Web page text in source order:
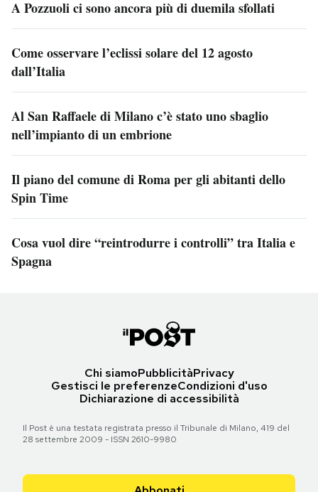
A Pozzuoli ci sono ancora più di duemila sfollati
Come osservare l’eclissi solare del 12 agosto
dall’Italia
Al San Raffaele di Milano c’è stato uno sbaglio
nell’impianto di un embrione
Il piano del comune di Roma per gli abitanti dello
Spin Time
Cosa vuol dire “reintrodurre i controlli” tra Italia e
Spagna
Chi siamoPubblicitàPrivacy
Gestisci le preferenzeCondizioni d'uso
Dichiarazione di accessibilità
Il Post è una testata registrata presso il Tribunale di Milano, 419 del
28 settembre 2009 - ISSN 2610-9980